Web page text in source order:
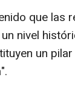
que las
nivel
un